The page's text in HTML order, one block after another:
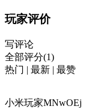
玩家评价
写评论
全部评分(1)
热门 | 最新 | 最赞
小米玩家MNwOEj